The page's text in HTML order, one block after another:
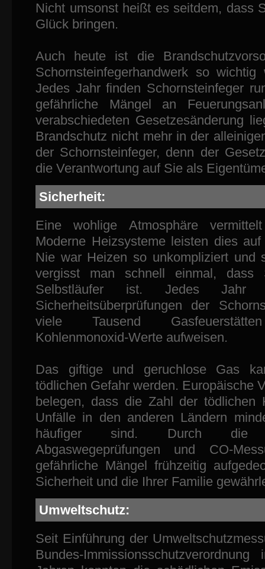
Nicht umsonst heißt es seitdem, dass
Glück bringen.
Auch heute ist die
Schornsteinfegerhandwerk so
Jedes Jahr finden Schornsteinfeger
gefährliche Mängel an
verabschiedeten Gesetzesänderung
Brandschutz nicht mehr in der
der Schornsteinfeger, denn der
die Verantwortung auf Sie als
Sicherheit:
Eine wohlige Atmosphäre
Moderne Heizsysteme leisten dies
Nie war Heizen so unkompliziert und
vergisst man schnell einmal, dass
Selbstläufer ist. Jedes Jahr
Sicherheitsüberprüfungen der
viele Tausend
Kohlenmonoxid-Werte aufweisen.
Das giftige und geruchlose Gas
tödlichen Gefahr werden. Europäische
belegen, dass die Zahl der tödlichen
Unfälle in den anderen Ländern
häufiger sind. Durch die
Abgaswegeprüfungen und CO-
gefährliche Mängel frühzeitig
Sicherheit und die Ihrer Familie
Umweltschutz:
Seit Einführung der
Bundes-